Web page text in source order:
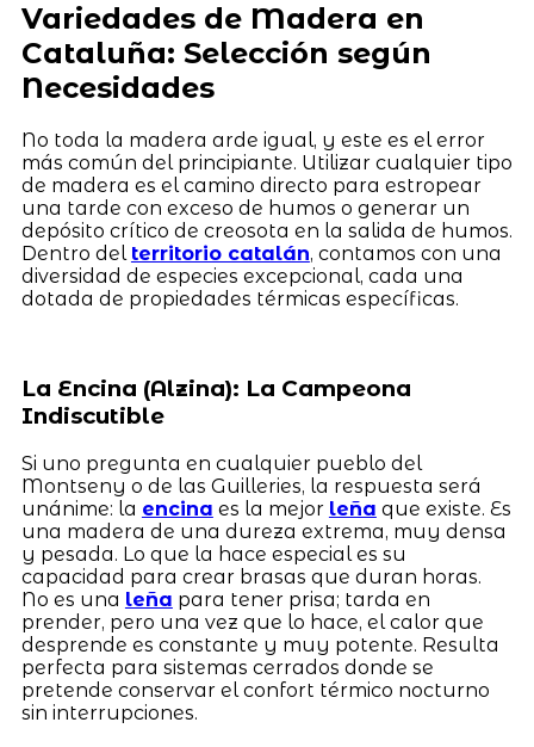
Variedades de Madera en
Cataluña: Selección según
Necesidades
No toda la madera arde igual, y este es el error
más común del principiante. Utilizar cualquier tipo
de madera es el camino directo para estropear
una tarde con exceso de humos o generar un
depósito crítico de creosota en la salida de humos.
Dentro del territorio catalán, contamos con una
diversidad de especies excepcional, cada una
dotada de propiedades térmicas específicas.
La Encina (Alzina): La Campeona
Indiscutible
Si uno pregunta en cualquier pueblo del
Montseny o de las Guilleries, la respuesta será
unánime: la encina es la mejor leña que existe. Es
una madera de una dureza extrema, muy densa
y pesada. Lo que la hace especial es su
capacidad para crear brasas que duran horas.
No es una leña para tener prisa; tarda en
prender, pero una vez que lo hace, el calor que
desprende es constante y muy potente. Resulta
perfecta para sistemas cerrados donde se
pretende conservar el confort térmico nocturno
sin interrupciones.